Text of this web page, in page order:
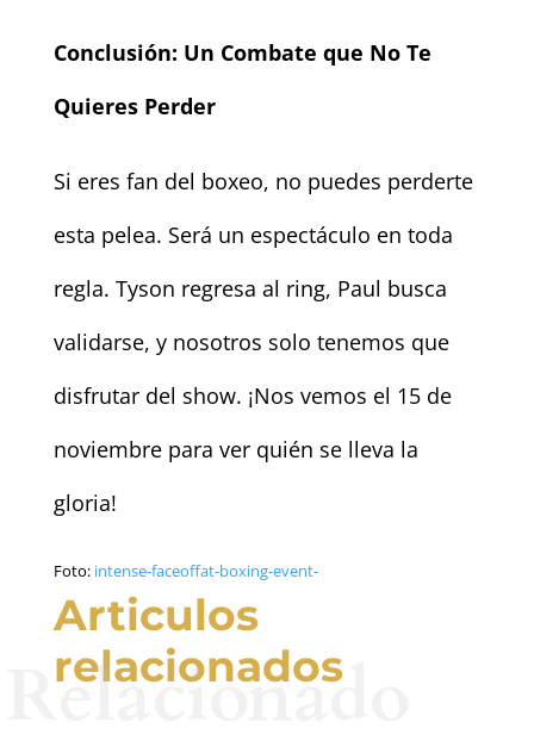
Conclusión: Un Combate que No Te
Quieres Perder
Si eres fan del boxeo, no puedes perderte
esta pelea. Será un espectáculo en toda
regla. Tyson regresa al ring, Paul busca
validarse, y nosotros solo tenemos que
disfrutar del show. ¡Nos vemos el 15 de
noviembre para ver quién se lleva la
gloria!
Foto: intense-faceoffat-boxing-event-
Articulos
relacionados
Relacionado